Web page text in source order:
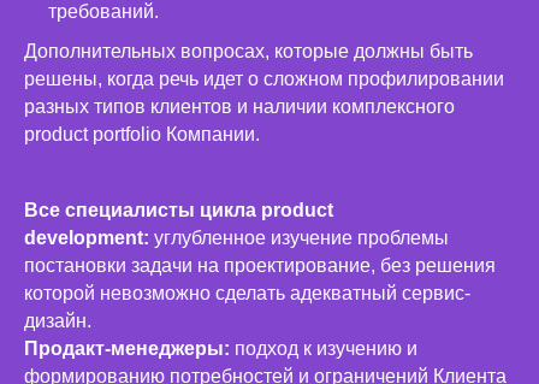
требований.
Дополнительных вопросах, которые должны быть
решены, когда речь идет о сложном профилировании
разных типов клиентов и наличии комплексного
product portfolio Компании.
Все специалисты цикла product
development: углубленное изучение проблемы
постановки задачи на проектирование, без решения
которой невозможно сделать адекватный сервис-
дизайн.
Продакт-менеджеры: подход к изучению и
формированию потребностей и ограничений Клиента